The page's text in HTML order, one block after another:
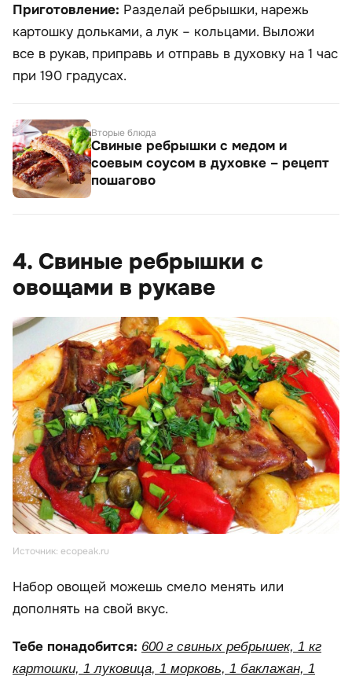
Приготовление: Разделай ребрышки, нарежь
картошку дольками, а лук – кольцами. Выложи
все в рукав, приправь и отправь в духовку на 1 час
при 190 градусах.
Вторые блюда
Свиные ребрышки с медом и
соевым соусом в духовке – рецепт
пошагово
4. Свиные ребрышки с
овощами в рукаве
Источник: ecopeak.ru
Набор овощей можешь смело менять или
дополнять на свой вкус.
Тебе понадобится: 600 г свиных ребрышек, 1 кг
картошки, 1 луковица, 1 морковь, 1 баклажан, 1